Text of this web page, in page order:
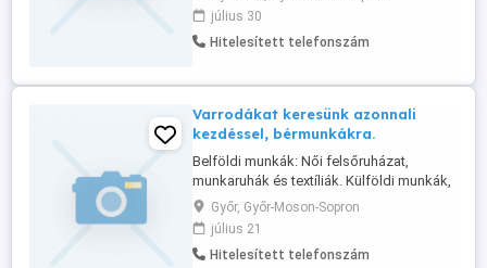
munkát és üzleti kapcsolatokat kínál,
bármely Európai, Tengerentúli, ill. Ázsiai
országok területén. Levelüket,
célirányosan, az Önök elérhetőségével ...
július 30
Hitelesített telefonszám
Varrodákat keresünk azonnali
kezdéssel, bérmunkákra.
Belföldi munkák: Női felsőruházat,
munkaruhák és textíliák. Külföldi munkák,
Német, Osztrák, Litván és Lettországi
igény alapján: Női-Férfi felsőruházat és
nagy mennyiségű fehérnemű varrás.
Bővebb infó a web oldalunkon, vagy
Győr, Győr-Moson-Sopron
július 21
Hitelesített telefonszám